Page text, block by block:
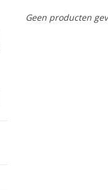
Geen producten